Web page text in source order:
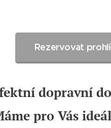
Rezervovat
dopravní
pro Vás